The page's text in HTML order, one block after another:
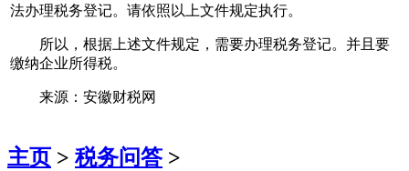
法办理税务登记。请依照以上文件规定执行。
所以，根据上述文件规定，需要办理税务登记。并且要
缴纳企业所得税。
来源：安徽财税网
主页 > 税务问答>